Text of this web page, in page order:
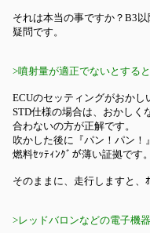
それは本当の事ですか？B3
疑問です。
>噴射量が適正でないとする
ECUのセッティングがおかし
STD仕様の場合は、おかしく
合わないの方が正解です。
吹かした後に『パン！パン！
燃料ｾｯﾃｨﾝｸﾞが薄い証拠です。
そのままに、走行しますと、
>レッドバロンなどの電子機